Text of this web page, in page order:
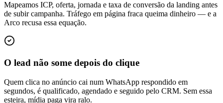
Mapeamos ICP, oferta, jornada e taxa de conversão da landing antes
de subir campanha. Tráfego em página fraca queima dinheiro — e a
Arco recusa essa equação.
O lead não some depois do clique
Quem clica no anúncio cai num WhatsApp respondido em
segundos, é qualificado, agendado e seguido pelo CRM. Sem essa
esteira, mídia paga vira ralo.